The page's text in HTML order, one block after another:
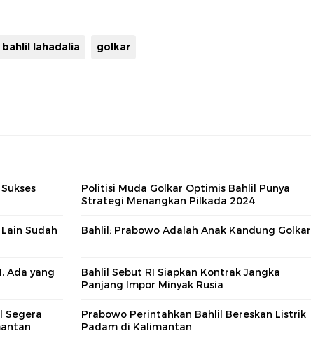
lahadalia golkar
Politisi Muda Golkar Optimis Bahlil Punya
Strategi Menangkan Pilkada 2024
Sudah
Bahlil: Prabowo Adalah Anak Kandung Golkar
Ada yang
Bahlil Sebut RI Siapkan Kontrak Jangka
Panjang Impor Minyak Rusia
Segera
Prabowo Perintahkan Bahlil Bereskan Listrik
Padam di Kalimantan